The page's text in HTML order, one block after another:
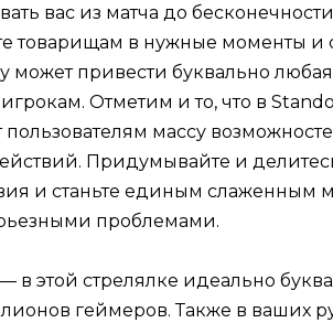
вас из матча до
товарищам в нужные моменты и
привести буквально
Отметим и то, что в
массу
Придумывайте и
и станьте единым слаженным
проблемами.
в этой стрелялке идеально
геймеров. Также в ваших